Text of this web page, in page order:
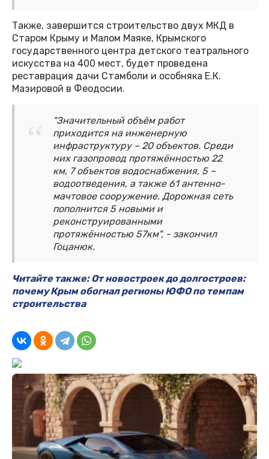
Также, завершится строительство двух МКД в
Старом Крыму и Малом Маяке, Крымского
государственного центра детского театрального
искусства на 400 мест, будет проведена
реставрация дачи Стамболи и особняка Е.К.
Мазировой в Феодосии.
"Значительный объём работ
приходится на инженерную
инфраструктуру – 20 объектов. Среди
них газопровод протяжённостью 22
км, 7 объектов водоснабжения, 5 –
водоотведения, а также 61 антенно-
мачтовое сооружение. Дорожная сеть
пополнится 5 новыми и
реконструированными
протяжённостью 57км", - закончил
Гоцанюк.
Читайте также: От новостроек до долгостроев:
почему Крым обогнал регионы ЮФО по темпам
строительства